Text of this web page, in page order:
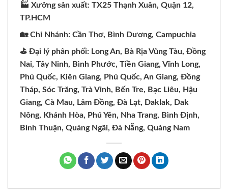
🏭 Xưởng sản xuất: TX25 Thạnh Xuân, Quận 12,
TP.HCM
🏡 Chi Nhánh: Cần Thơ, Bình Dương, Campuchia
⛳️ Đại lý phân phối: Long An, Bà Rịa Vũng Tàu, Đồng
Nai, Tây Ninh, Bình Phước, Tiền Giang, Vĩnh Long,
Phú Quốc, Kiên Giang, Phú Quốc, An Giang, Đồng
Tháp, Sóc Trăng, Trà Vinh, Bến Tre, Bạc Liêu, Hậu
Giang, Cà Mau, Lâm Đồng, Đà Lạt, Daklak, Dak
Nông, Khánh Hòa, Phú Yên, Nha Trang, Bình Định,
Bình Thuận, Quảng Ngãi, Đà Nẵng, Quảng Nam